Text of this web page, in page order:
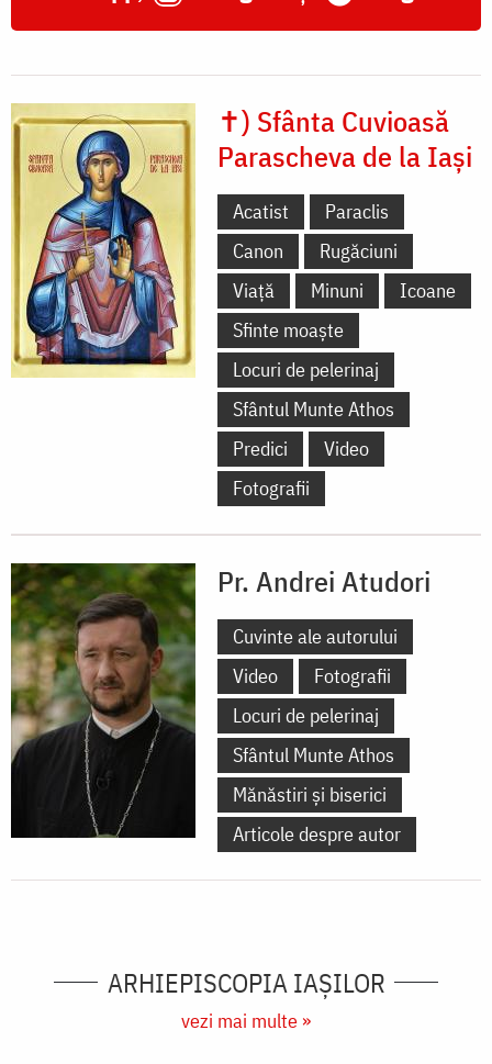
✝) Sfânta Cuvioasă
Parascheva de la Iași
Acatist
Paraclis
Canon
Rugăciuni
Viață
Minuni
Icoane
Sfinte moaște
Locuri de pelerinaj
Sfântul Munte Athos
Predici
Video
Fotografii
Pr. Andrei Atudori
Cuvinte ale autorului
Video
Fotografii
Locuri de pelerinaj
Sfântul Munte Athos
Mănăstiri și biserici
Articole despre autor
ARHIEPISCOPIA IAŞILOR
vezi mai multe »